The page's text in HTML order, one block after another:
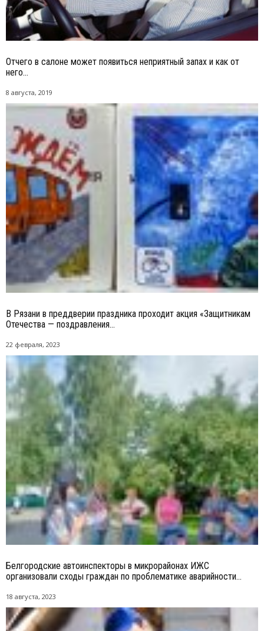
Отчего в салоне может появиться неприятный запах и как от
него...
8 августа, 2019
В Рязани в преддверии праздника проходит акция «Защитникам
Отечества — поздравления...
22 февраля, 2023
Белгородские автоинспекторы в микрорайонах ИЖС
организовали сходы граждан по проблематике аварийности...
18 августа, 2023